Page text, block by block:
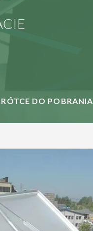
DO POBRANIA